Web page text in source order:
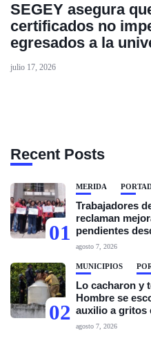
SEGEY asegura
certificados no
egresados a la
julio 17, 2026
Recent Posts
01
MÉRIDA
Trabajadores
reclaman
pendientes
agosto 7, 2026
02
MUNICIPIOS
Lo cacharon y
Hombre se
auxilio a gritos
agosto 7, 2026